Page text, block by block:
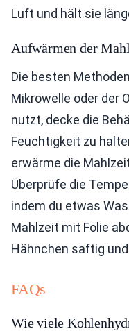
Luft und hält sie
Aufwärmen der
Die besten
Mikrowelle oder der
nutzt, decke die
Feuchtigkeit zu
erwärme die
Überprüfe die
indem du etwas
Mahlzeit mit Folie
Hähnchen saftig
FAQs
Wie viele